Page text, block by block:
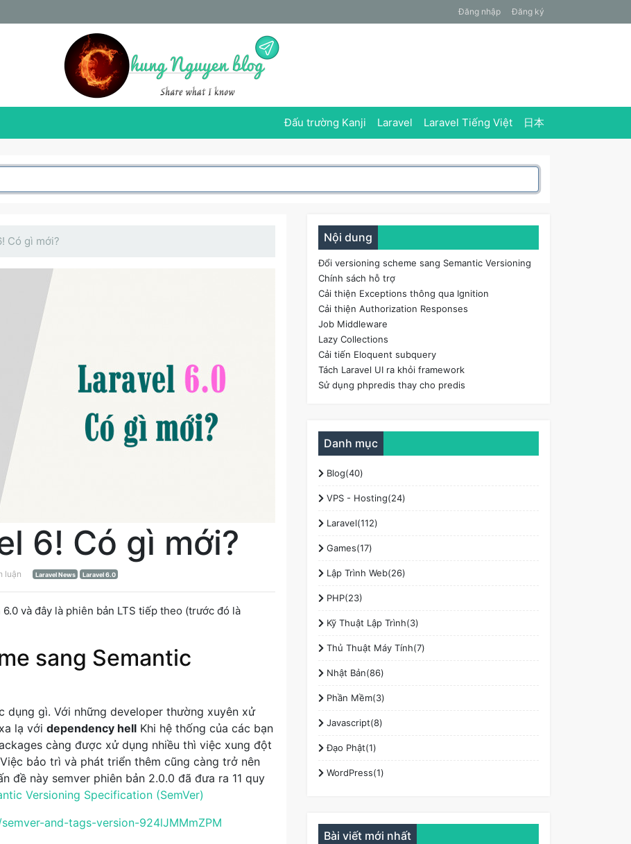
Đăng nhập Đăng ký
Đấu trường Kanji Laravel Laravel Tiếng Việt 日本
Có gì mới?
6! Có gì mới?
luận Laravel News Laravel 6.0
và đây là phiên bản LTS tiếp theo (trước đó là
sang Semantic
dụng gì. Với những developer thường xuyên xử
lạ với dependency hell Khi hệ thống của các bạn
càng được xử dụng nhiều thì việc xung đột
bảo trì và phát triển thêm cũng càng trở nên
đề này semver phiên bản 2.0.0 đã đưa ra 11 quy
Versioning Specification (SemVer)
and-tags-version-924lJMMmZPM
Nội dung
Đổi versioning scheme sang Semantic Versioning
Chính sách hỗ trợ
Cải thiện Exceptions thông qua Ignition
Cải thiện Authorization Responses
Job Middleware
Lazy Collections
Cải tiến Eloquent subquery
Tách Laravel UI ra khỏi framework
Sử dụng phpredis thay cho predis
Danh mục
Blog(40)
VPS - Hosting(24)
Laravel(112)
Games(17)
Lập Trình Web(26)
PHP(23)
Kỹ Thuật Lập Trình(3)
Thủ Thuật Máy Tính(7)
Nhật Bản(86)
Phần Mềm(3)
Javascript(8)
Đạo Phật(1)
WordPress(1)
Bài viết mới nhất